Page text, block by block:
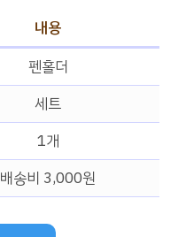
내용
펜홀더
세트
1개
배송비 3,000원